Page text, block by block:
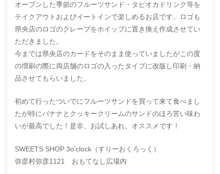
オープンした季節のフルーツサンド・タピオカドリンク等を
テイクアウトおよびイートインで楽しめるお店です。ロゴも
県央店のロゴのクレープをホイップに置き換え作成させてい
ただきました。
今までは県央店のカードをそのまま使っていましたがこの度
の増刷の際に両店舗のロゴの入ったタイプに改版し印刷・納
品させてもらいました。
初めて行ったついでにフルーツサンドを買って来て食べまし
たが特にバナナとクッキークリームのサンドのほろ苦い味わ
いが最高でした！是非、お試しあれ。オススメです！
SWEETS SHOP 3o’clock（すりーおくろっく）
弥彦村弥彦1121 おもてなし広場内